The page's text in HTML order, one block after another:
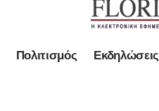
Πολιτισμός Εκδηλώσεις